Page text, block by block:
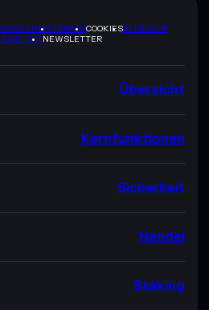
TERMSCOOKIESSITEMAP
KITNEWSLETTER
Übersicht
Kernfunktionen
Sicherheit
Handel
Staking